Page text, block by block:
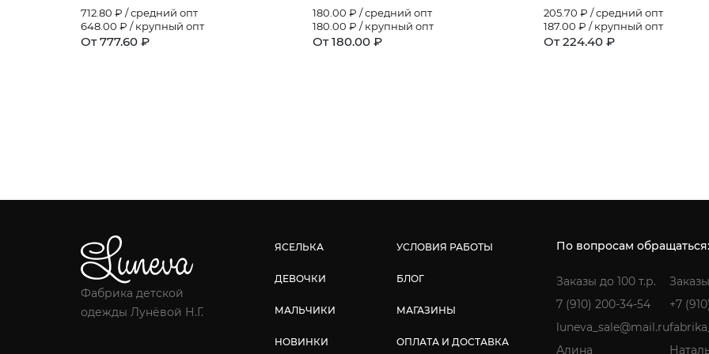
712.80 ₽ / средний опт
648.00 ₽ / крупный опт
От 777.60 ₽
180.00 ₽ / средний опт
180.00 ₽ / крупный опт
От 180.00 ₽
205.70 ₽ / средний опт
187.00 ₽ / крупный опт
От 224.40 ₽
Фабрика детской
одежды Лунёвой Н.Г.
ЯСЕЛЬКА
ДЕВОЧКИ
МАЛЬЧИКИ
НОВИНКИ
УСЛОВИЯ РАБОТЫ
БЛОГ
МАГАЗИНЫ
ОПЛАТА И ДОСТАВКА
По вопросам обращаться:
Заказы до 100 т.р.
7 (910) 200-34-54
luneva_sale@mail.ru
Алина
+7